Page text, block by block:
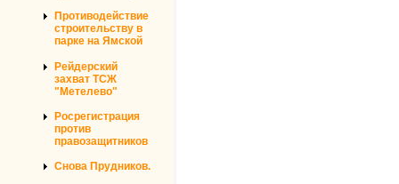
Противодействие
строительству в
парке на Ямской
Рейдерский
захват ТСЖ
"Метелево"
Росрегистрация
против
правозащитников
Снова Прудников.